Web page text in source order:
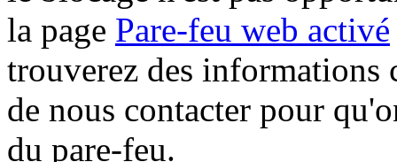
la page Pare-feu web activé
trouverez des informations
de nous contacter pour
du pare-feu.